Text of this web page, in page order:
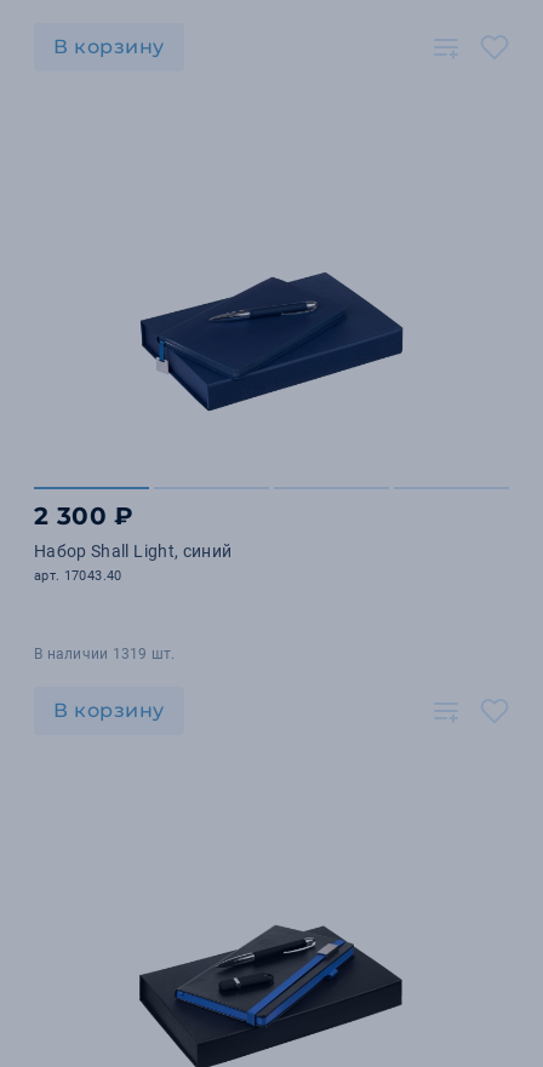
В корзину
2 300 ₽
Набор Shall Light, синий
арт. 17043.40
В наличии 1319 шт.
В корзину